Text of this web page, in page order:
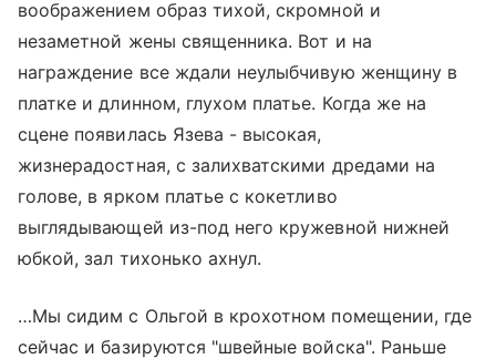
воображением образ тихой, скромной и
незаметной жены священника. Вот и на
награждение все ждали неулыбчивую женщину в
платке и длинном, глухом платье. Когда же на
сцене появилась Язева - высокая,
жизнерадостная, с залихватскими дредами на
голове, в ярком платье с кокетливо
выглядывающей из-под него кружевной нижней
юбкой, зал тихонько ахнул.
…Мы сидим с Ольгой в крохотном помещении, где
сейчас и базируются "швейные войска". Раньше